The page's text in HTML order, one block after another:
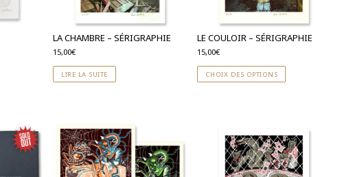
LA CHAMBRE – SÉRIGRAPHIE
15,00€
LIRE LA SUITE
LE COULOIR – SÉRIGRAPHIE
15,00€
CHOIX DES OPTIONS